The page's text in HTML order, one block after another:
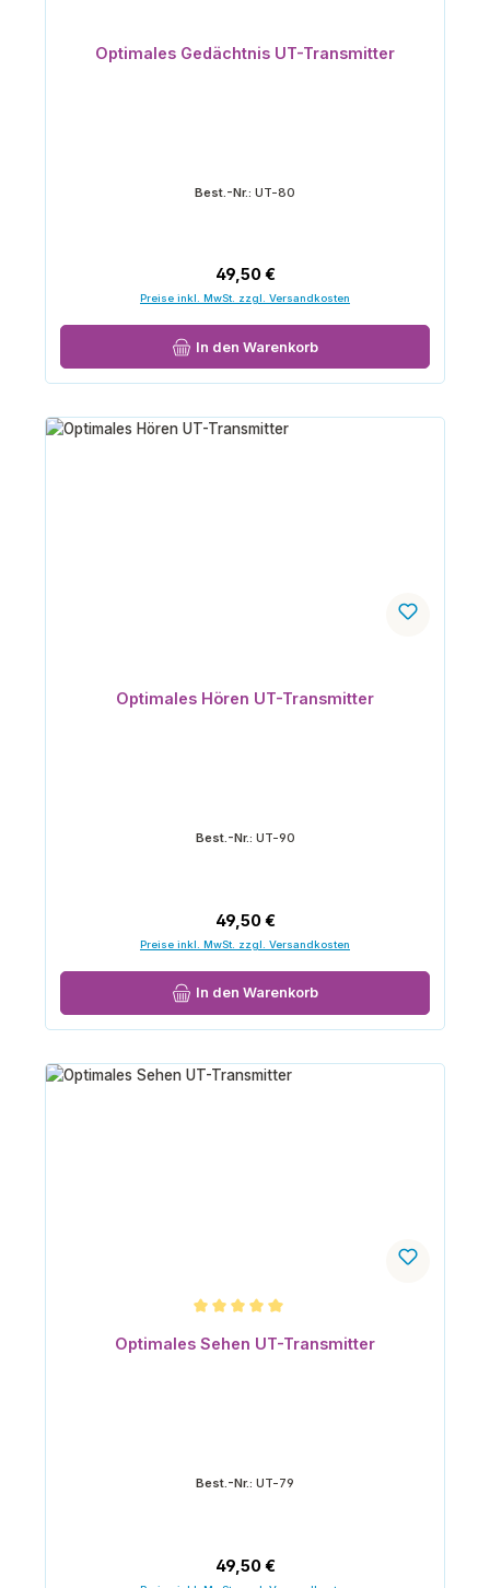
Optimales Gedächtnis UT-Transmitter
Best.-Nr.: UT-80
Regulärer Preis:
49,50 €
Preise inkl. MwSt. zzgl. Versandkosten
In den Warenkorb
Optimales Hören UT-Transmitter
Best.-Nr.: UT-90
Regulärer Preis:
49,50 €
Preise inkl. MwSt. zzgl. Versandkosten
In den Warenkorb
Optimales Sehen UT-Transmitter
Best.-Nr.: UT-79
Regulärer Preis:
49,50 €